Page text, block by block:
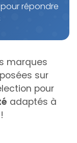
répondre
marques
sur
pour
adaptés à